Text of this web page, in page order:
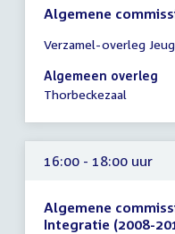
Algemene
vergadering
15:30
-
uur
Verzamel-overleg
Algemeen overleg
Thorbeckezaal
16:00 - 18:00 uur
Algemene
Integratie (2008-